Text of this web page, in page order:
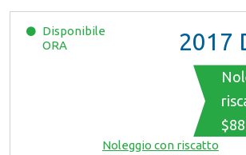
Disponibile
ORA
2017
Noleggio con riscatto